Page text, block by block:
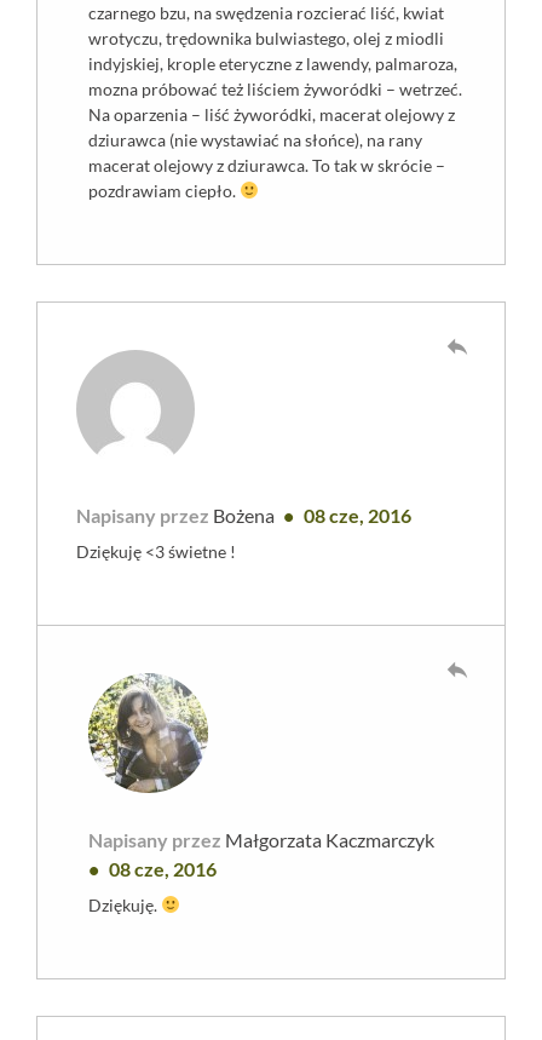
czarnego bzu, na swędzenia rozcierać liść, kwiat
wrotyczu, trędownika bulwiastego, olej z miodli
indyjskiej, krople eteryczne z lawendy, palmaroza,
mozna próbować też liściem żyworódki – wetrzeć.
Na oparzenia – liść żyworódki, macerat olejowy z
dziurawca (nie wystawiać na słońce), na rany
macerat olejowy z dziurawca. To tak w skrócie –
pozdrawiam ciepło.
Napisany przez Bożena 08 cze, 2016
Dziękuję <3 świetne !
reply
Napisany przez Małgorzata Kaczmarczyk
08 cze, 2016
Dziękuję.
reply